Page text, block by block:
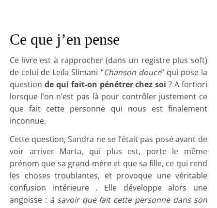
Ce que j’en pense
Ce livre est à rapprocher (dans un registre plus soft)
de celui de Leïla Slimani “Chanson douce” qui pose la
question de qui fait-on pénétrer chez soi ? A fortiori
lorsque l’on n’est pas là pour contrôler justement ce
que fait cette personne qui nous est finalement
inconnue.
Cette question, Sandra ne se l’était pas posé avant de
voir arriver Marta, qui plus est, porte le même
prénom que sa grand-mère et que sa fille, ce qui rend
les choses troublantes, et provoque une véritable
confusion intérieure . Elle développe alors une
angoisse : à savoir que fait cette personne dans son